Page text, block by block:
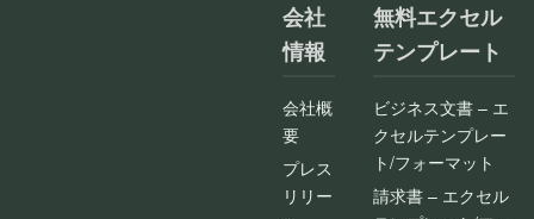
会社
情報
会社概
要
プレス
リリー
無料エクセル
テンプレート
ビジネス文書 – エ
クセルテンプレー
ト/フォーマット
請求書 – エクセル